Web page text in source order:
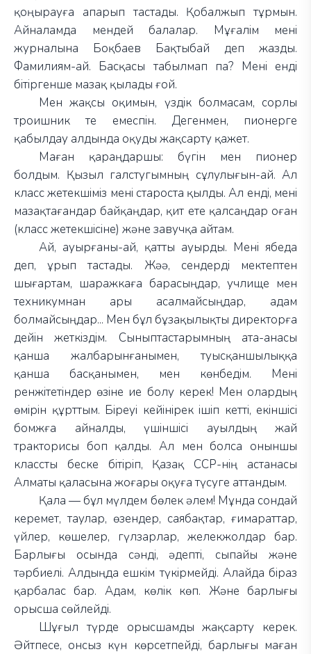
қоңырауға апарып тастады. Қобалжып тұрмын.
Айналамда мендей балалар. Мұғалім мені
журналына Боқбаев Бақтыбай деп жазды.
Фамилиям-ай. Басқасы табылмап па? Мені енді
бітіргенше мазақ қылады ғой.
Мен жақсы оқимын, үздік болмасам, сорлы
троишник те емеспін. Дегенмен, пионерге
қабылдау алдында оқуды жақсарту қажет.
Маған қараңдаршы: бүгін мен пионер
болдым. Қызыл галстугымның сұлулығын-ай. Ал
класс жетекшіміз мені староста қылды. Ал енді, мені
мазақтағандар байқаңдар, қит ете қалсаңдар оған
(класс жетекшісіне) және завучқа айтам.
Ай, ауырғаны-ай, қатты ауырды. Мені ябеда
деп, ұрып тастады. Жәә, сендерді мектептен
шығартам, шаражкаға барасыңдар, учлище мен
техникумнан ары асалмайсыңдар, адам
болмайсыңдар... Мен бұл бұзақылықты директорға
дейін жеткіздім. Сыныптастарымның ата-анасы
қанша жалбарынғанымен, туысқаншылыққа
қанша басқанымен, мен көнбедім. Мені
ренжітетіндер өзіне ие болу керек! Мен олардың
өмірін құрттым. Біреуі кейінірек ішіп кетті, екіншісі
бомжға айналды, үшіншісі ауылдың жай
тракторисы боп қалды. Ал мен болса оныншы
классты беске бітіріп, Қазақ ССР-нің астанасы
Алматы қаласына жоғары оқуға түсуге аттандым.
Қала — бұл мүлдем бөлек әлем! Мұнда сондай
керемет, таулар, өзендер, саябақтар, ғимараттар,
үйлер, көшелер, гүлзарлар, желекжолдар бар.
Барлығы осында сәнді, әдепті, сыпайы және
тәрбиелі. Алдыңда ешкім түкірмейді. Алайда біраз
қарбалас бар. Адам, көлік көп. Және барлығы
орысша сөйлейді.
Шұғыл түрде орысшамды жақсарту керек.
Әйтпесе, онсыз күн көрсетпейді, барлығы маған